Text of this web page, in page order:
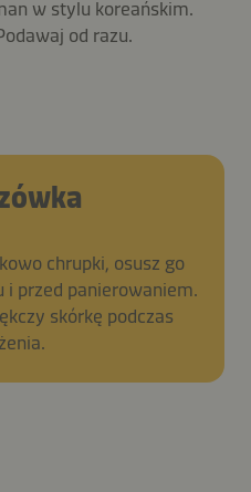
w stylu koreańskim.
od razu.
chrupki, osusz go
i przed panierowaniem.
skórkę podczas